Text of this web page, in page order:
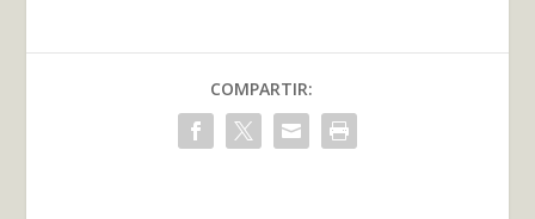
COMPARTIR: